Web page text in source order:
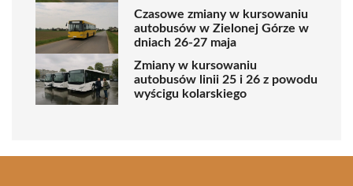
Czasowe zmiany w kursowaniu
autobusów w Zielonej Górze w
dniach 26-27 maja
Zmiany w kursowaniu
autobusów linii 25 i 26 z powodu
wyścigu kolarskiego